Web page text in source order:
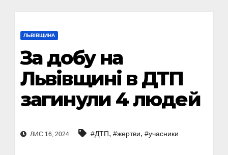
ЛЬВІВЩИНА
За добу на
Львівщині в ДТП
загинули 4 людей
ЛИС 16, 2024 #ДТП, #жертви, #учасники